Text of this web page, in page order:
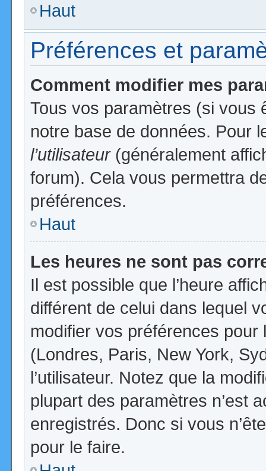
Haut
Préférences et
Comment modifier mes
Tous vos paramètres (si vous
notre base de données. Pour
l’utilisateur(généralement
forum). Cela vous permettra
préférences.
Haut
Les heures ne sont pas
Il est possible que l’heure
différent de celui dans lequel
modifier vos préférences
(Londres, Paris, New York,
l’utilisateur. Notez que la
plupart des paramètres n’est
enregistrés. Donc si vous
pour le faire.